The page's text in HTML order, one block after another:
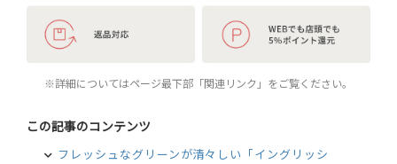
※詳細についてはページ最下部「関連リンク」をご覧ください。
この記事のコンテンツ
フレッシュなグリーンが清々しい「イングリッシ